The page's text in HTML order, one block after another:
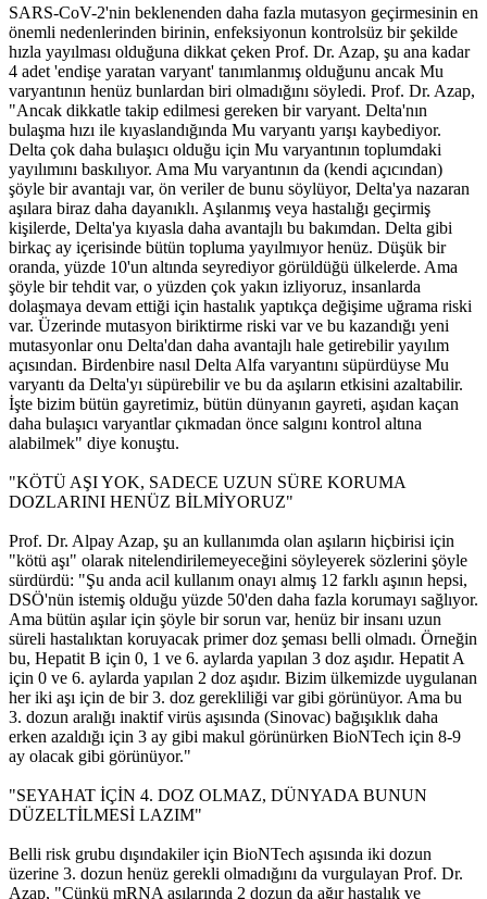
SARS-CoV-2'nin beklenenden daha fazla mutasyon geçirmesinin en
önemli nedenlerinden birinin, enfeksiyonun kontrolsüz bir şekilde
hızla yayılması olduğuna dikkat çeken Prof. Dr. Azap, şu ana kadar
4 adet 'endişe yaratan varyant' tanımlanmış olduğunu ancak Mu
varyantının henüz bunlardan biri olmadığını söyledi. Prof. Dr. Azap,
"Ancak dikkatle takip edilmesi gereken bir varyant. Delta'nın
bulaşma hızı ile kıyaslandığında Mu varyantı yarışı kaybediyor.
Delta çok daha bulaşıcı olduğu için Mu varyantının toplumdaki
yayılımını baskılıyor. Ama Mu varyantının da (kendi açıcından)
şöyle bir avantajı var, ön veriler de bunu söylüyor, Delta'ya nazaran
aşılara biraz daha dayanıklı. Aşılanmış veya hastalığı geçirmiş
kişilerde, Delta'ya kıyasla daha avantajlı bu bakımdan. Delta gibi
birkaç ay içerisinde bütün topluma yayılmıyor henüz. Düşük bir
oranda, yüzde 10'un altında seyrediyor görüldüğü ülkelerde. Ama
şöyle bir tehdit var, o yüzden çok yakın izliyoruz, insanlarda
dolaşmaya devam ettiği için hastalık yaptıkça değişime uğrama riski
var. Üzerinde mutasyon biriktirme riski var ve bu kazandığı yeni
mutasyonlar onu Delta'dan daha avantajlı hale getirebilir yayılım
açısından. Birdenbire nasıl Delta Alfa varyantını süpürdüyse Mu
varyantı da Delta'yı süpürebilir ve bu da aşıların etkisini azaltabilir.
İşte bizim bütün gayretimiz, bütün dünyanın gayreti, aşıdan kaçan
daha bulaşıcı varyantlar çıkmadan önce salgını kontrol altına
alabilmek" diye konuştu.
"KÖTÜ AŞI YOK, SADECE UZUN SÜRE KORUMA
DOZLARINI HENÜZ BİLMİYORUZ"
Prof. Dr. Alpay Azap, şu an kullanımda olan aşıların hiçbirisi için
"kötü aşı" olarak nitelendirilemeyeceğini söyleyerek sözlerini şöyle
sürdürdü: "Şu anda acil kullanım onayı almış 12 farklı aşının hepsi,
DSÖ'nün istemiş olduğu yüzde 50'den daha fazla korumayı sağlıyor.
Ama bütün aşılar için şöyle bir sorun var, henüz bir insanı uzun
süreli hastalıktan koruyacak primer doz şeması belli olmadı. Örneğin
bu, Hepatit B için 0, 1 ve 6. aylarda yapılan 3 doz aşıdır. Hepatit A
için 0 ve 6. aylarda yapılan 2 doz aşıdır. Bizim ülkemizde uygulanan
her iki aşı için de bir 3. doz gerekliliği var gibi görünüyor. Ama bu
3. dozun aralığı inaktif virüs aşısında (Sinovac) bağışıklık daha
erken azaldığı için 3 ay gibi makul görünürken BioNTech için 8-9
ay olacak gibi görünüyor."
"SEYAHAT İÇİN 4. DOZ OLMAZ, DÜNYADA BUNUN
DÜZELTİLMESİ LAZIM"
Belli risk grubu dışındakiler için BioNTech aşısında iki dozun
üzerine 3. dozun henüz gerekli olmadığını da vurgulayan Prof. Dr.
Azap, "Çünkü mRNA aşılarında 2 dozun da ağır hastalık ve